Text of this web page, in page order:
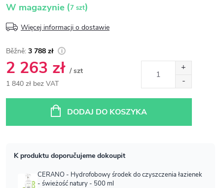
W magazynie (7 szt)
Więcej informacji o dostawie
3 788 zł
2 263 zł / szt
1 840 zł bez VAT
DODAJ DO KOSZYKA